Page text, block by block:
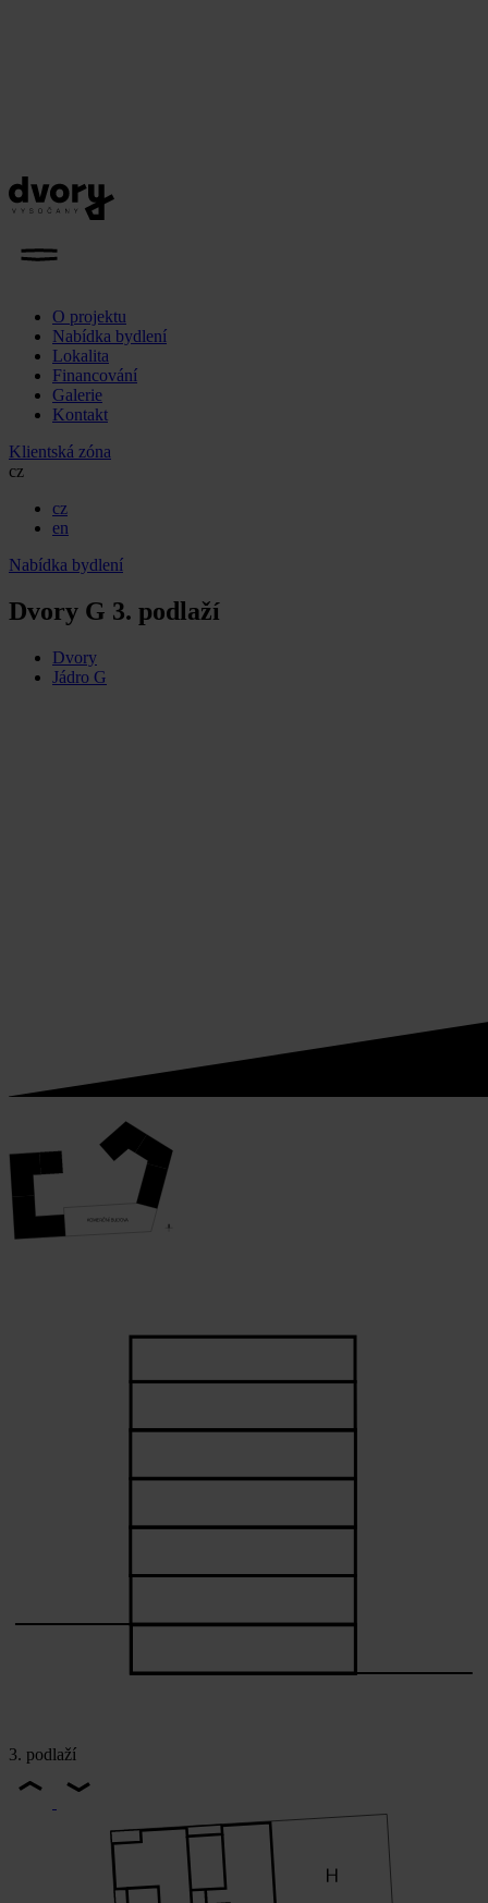
O projektu
Nabídka bydlení
Lokalita
Financování
Galerie
Kontakt
Klientská zóna
cz
cz
en
Nabídka bydlení
Dvory G 3. podlaží
Dvory
Jádro G
3. podlaží